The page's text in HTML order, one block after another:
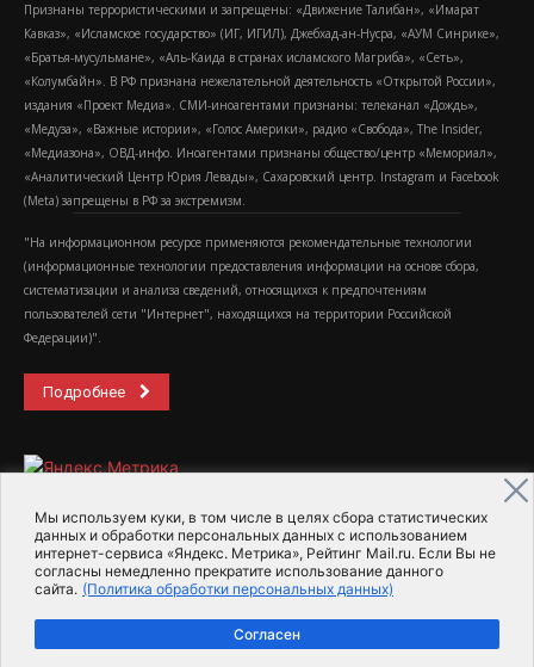
Мы используем куки, в том числе в целях сбора статистических
данных и обработки персональных данных с использованием
интернет-сервиса «Яндекс. Метрика», Рейтинг Mail.ru. Если Вы не
согласны немедленно прекратите использование данного
сайта. (Политика обработки персональных данных)
Согласен
Признаны террористическими и запрещены: «Движение Талибан», «Имарат
Кавказ», «Исламское государство» (ИГ, ИГИЛ), Джебхад-ан-Нусра, «АУМ Синрике»,
«Братья-мусульмане», «Аль-Каида в странах исламского Магриба», «Сеть»,
«Колумбайн». В РФ признана нежелательной деятельность «Открытой России»,
издания «Проект Медиа». СМИ-иноагентами признаны: телеканал «Дождь»,
«Медуза», «Важные истории», «Голос Америки», радио «Свобода», The Insider,
«Медиазона», ОВД-инфо. Иноагентами признаны общество/центр «Мемориал»,
«Аналитический Центр Юрия Левады», Сахаровский центр. Instagram и Facebook
(Metа) запрещены в РФ за экстремизм.
"На информационном ресурсе применяются рекомендательные технологии
(информационные технологии предоставления информации на основе сбора,
систематизации и анализа сведений, относящихся к предпочтениям
пользователей сети "Интернет", находящихся на территории Российской
Федерации)".
Подробнее
2015-2026- Информационное агентство МедиаПоток
Для справки Об издании
Пользовательское соглашение
Политика обработки персональных данных